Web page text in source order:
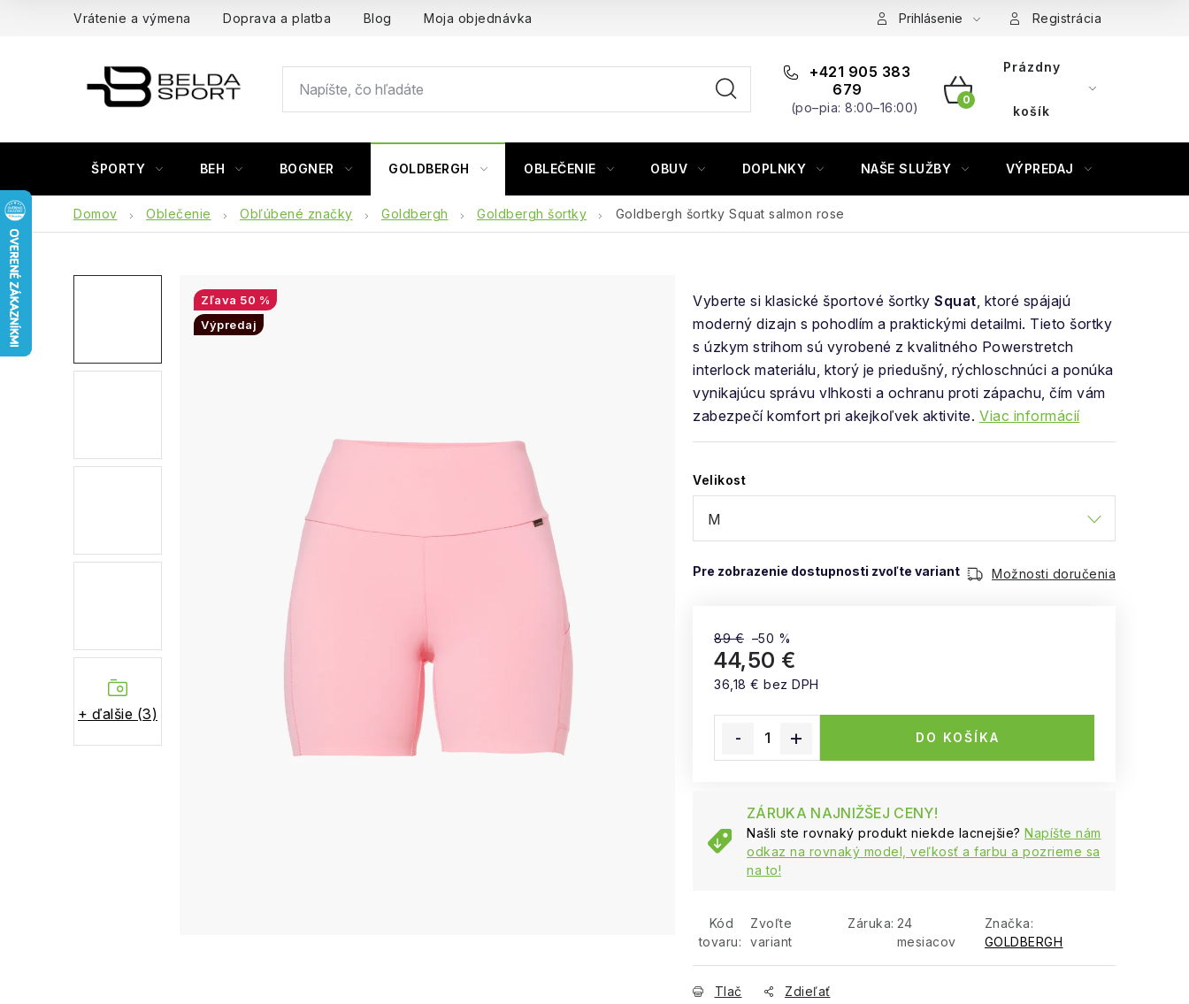
Vrátenie a výmena Doprava a platba Blog Moja objednávka Prihlásenie Registrácia
+421 905 383
679
(po–pia: 8:00–16:00) NÁKUPNÝ
Prázdny
košík
ŠPORTY BEH BOGNER GOLDBERGH OBLEČENIE OBUV DOPLNKY NAŠE SLUŽBY VÝPREDAJ
Domov Oblečenie Obľúbené značky Goldbergh Goldbergh šortky Goldbergh šortky Squat salmon rose
+ ďalšie (3)
Vyberte si klasické športové šortky Squat, ktoré spájajú
moderný dizajn s pohodlím a praktickými detailmi. Tieto šortky
s úzkym strihom sú vyrobené z kvalitného Powerstretch
interlock materiálu, ktorý je priedušný, rýchloschnúci a ponúka
vynikajúcu správu vlhkosti a ochranu proti zápachu, čím vám
zabezpečí komfort pri akejkoľvek aktivite. Viac informácií
Velikost
Možnosti doručenia
89 € –50 %
44,50 €
36,18 € bez DPH
DO KOŠÍKA
ZÁRUKA NAJNIŽŠEJ CENY!
Našli ste rovnaký produkt niekde lacnejšie? Napíšte nám
odkaz na rovnaký model, veľkosť a farbu a pozrieme sa
na to!
Kód
tovaru:
Zvoľte
variant
Záruka: 24
mesiacov
Značka:
GOLDBERGH
Tlač Zdieľať
50 %
Výpredaj